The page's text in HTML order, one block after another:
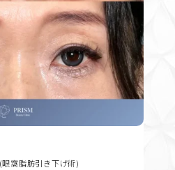
窩脂肪引き下げ術)